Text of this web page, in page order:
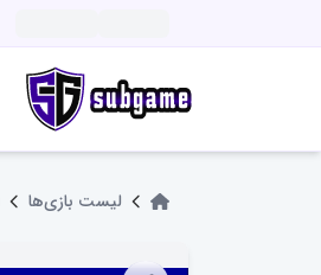
لیست بازی‌ها